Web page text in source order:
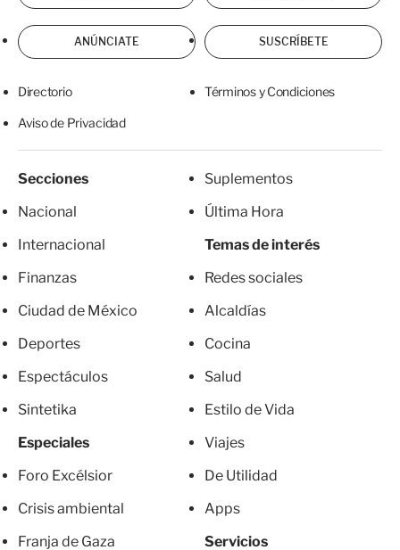
ANÚNCIATE SUSCRÍBETE
Directorio Términos y Condiciones
Aviso de Privacidad
Secciones
Nacional
Internacional
Finanzas
Ciudad de México
Deportes
Espectáculos
Sintetika
Especiales
Foro Excélsior
Crisis ambiental
Franja de Gaza
Suplementos
Última Hora
Temas de interés
Redes sociales
Alcaldías
Cocina
Salud
Estilo de Vida
Viajes
De Utilidad
Apps
Servicios